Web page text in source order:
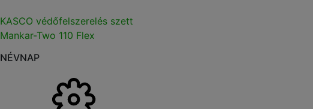
KASCO védőfelszerelés szett
Mankar-Two 110 Flex
NÉVNAP